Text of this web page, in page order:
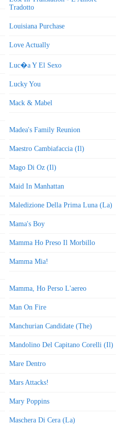
Tradotto
Louisiana Purchase
Love Actually
Luc�a Y El Sexo
Lucky You
Mack & Mabel
Madea's Family Reunion
Maestro Cambiafaccia (Il)
Mago Di Oz (Il)
Maid In Manhattan
Maledizione Della Prima Luna (La)
Mama's Boy
Mamma Ho Preso Il Morbillo
Mamma Mia!
Mamma, Ho Perso L'aereo
Man On Fire
Manchurian Candidate (The)
Mandolino Del Capitano Corelli (Il)
Mare Dentro
Mars Attacks!
Mary Poppins
Maschera Di Cera (La)